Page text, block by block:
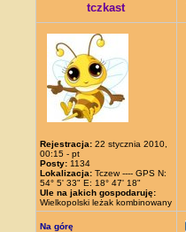
tczkast
Rejestracja: 22 stycznia 2010,
00:15 - pt
Posty: 1134
Lokalizacja: Tczew ---- GPS N:
54° 5' 33" E: 18° 47' 18"
Ule na jakich gospodaruję:
Wielkopolski leżak kombinowany
Na górę